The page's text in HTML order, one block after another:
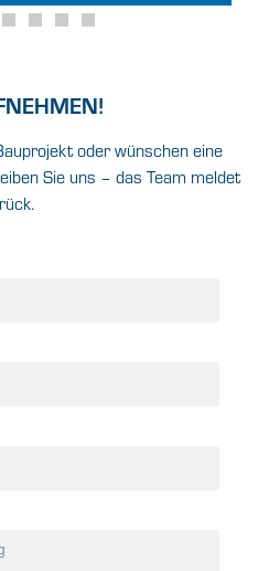
oder wünschen eine
Sie uns – das Team meldet